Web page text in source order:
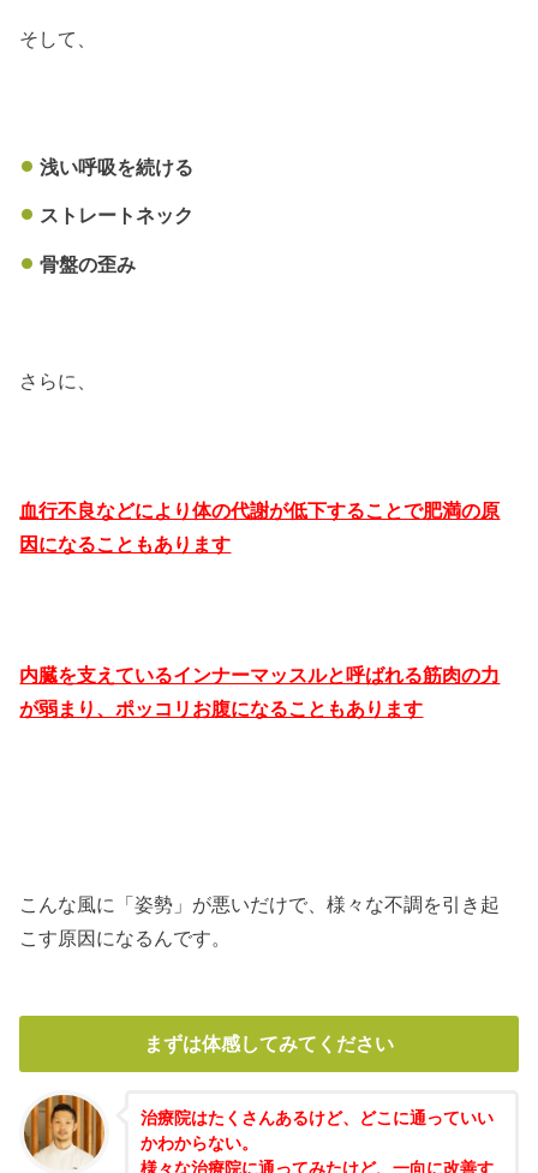
そして、
浅い呼吸を続ける
ストレートネック
骨盤の歪み
さらに、
血行不良などにより体の代謝が低下することで肥満の原
因になることもあります
内臓を支えているインナーマッスルと呼ばれる筋肉の力
が弱まり、ポッコリお腹になることもあります
こんな風に「姿勢」が悪いだけで、様々な不調を引き起
こす原因になるんです。
まずは体感してみてください
治療院はたくさんあるけど、どこに通っていい
かわからない。
様々な治療院に通ってみたけど、一向に改善す